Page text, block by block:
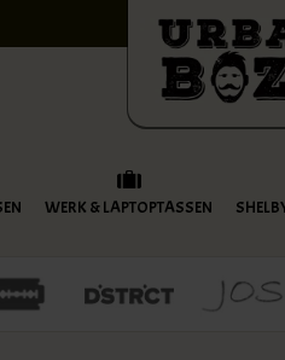
WERK & LAPTOPTASSEN